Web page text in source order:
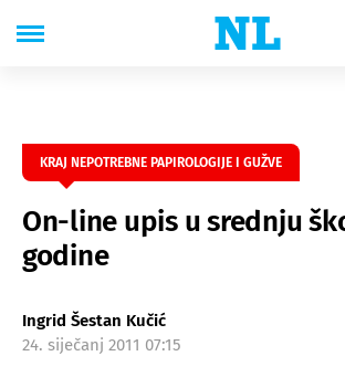
KRAJ NEPOTREBNE PAPIROLOGIJE I GUŽVE
On-line upis u srednju
godine
Ingrid Šestan Kučić
24. siječanj 2011 07:15